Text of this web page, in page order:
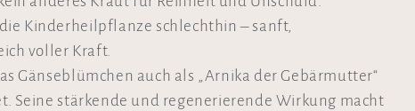
die Kinderheilpflanze schlechthin – sanft,
voller Kraft.
Gänseblümchen auch als „Arnika der Gebärmutter“
Seine stärkende und regenerierende Wirkung macht